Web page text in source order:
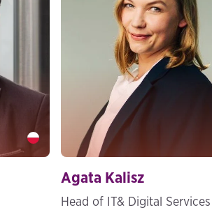
Agata Kalisz
Head of IT& Digital Services